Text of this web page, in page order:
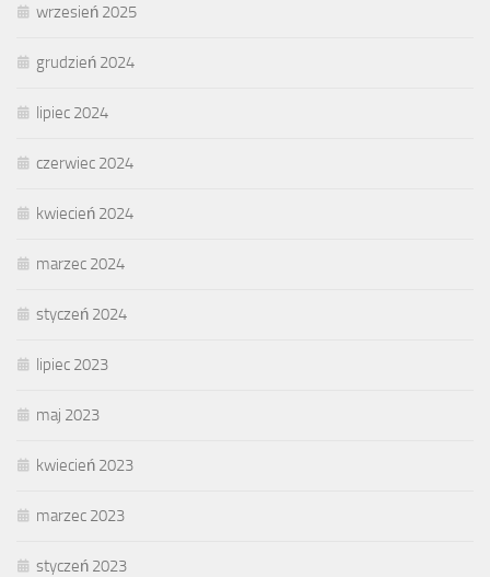
wrzesień 2025
grudzień 2024
lipiec 2024
czerwiec 2024
kwiecień 2024
marzec 2024
styczeń 2024
lipiec 2023
maj 2023
kwiecień 2023
marzec 2023
styczeń 2023